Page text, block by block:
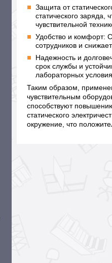
Защита от
статического
чувствительной
Удобство и комфорт:
сотрудников и
Надежность и
срок службы и
лабораторных
Таким образом,
чувствительным
способствуют
статического
окружение, что